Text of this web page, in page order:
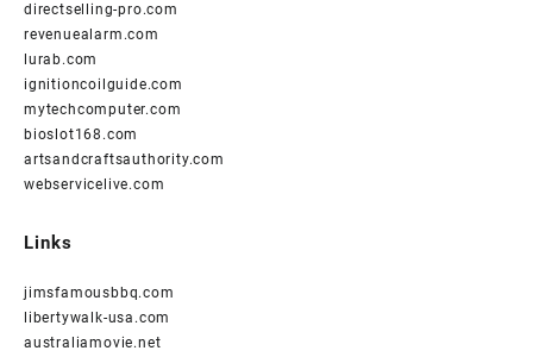
directselling-pro.com
revenuealarm.com
lurab.com
ignitioncoilguide.com
mytechcomputer.com
bioslot168.com
artsandcraftsauthority.com
webservicelive.com
Links
jimsfamousbbq.com
libertywalk-usa.com
australiamovie.net